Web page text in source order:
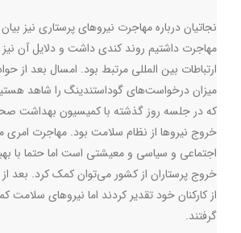
نجاتیان درباره مهاجرت نیروهای پرستاری نیز
مهاجرت داشتیم روند کندی داشت و دلایل آن
ارتباطات بین المللی مرتبط بود. امسال بعد از
میزان درخواست‌های گوداستندینگ را شاهد
که در جلسه روز گذشته با کمیسیون بهداشت
خروج نیروها از نظام سلامت بود‌. مهاجرت امری
اجتماعی و سیاسی و معیشتی است اما حتما با
خروج پرستاران از کشور می‌توان کمک کرد. بعد
از کارکنان خود تقدیر کردند اما نیروهای سلامت
گرفتند.